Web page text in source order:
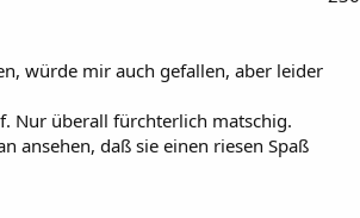
würde mir auch gefallen, aber leider
Nur überall fürchterlich matschig.
ansehen, daß sie einen riesen Spaß